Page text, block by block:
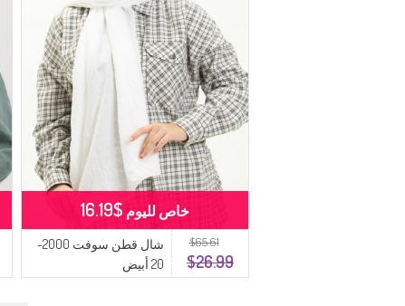
$65.61
$26.99
شال قطن سوفت 2000-
20 أبيض
خاص لليوم $16.19